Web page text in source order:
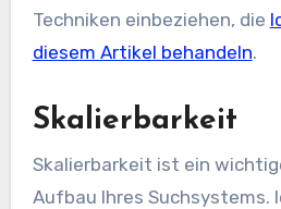
Techniken einbeziehen, die
diesem Artikel behandeln.
Skalierbarkeit
Skalierbarkeit ist ein
Aufbau Ihres Suchsystems.